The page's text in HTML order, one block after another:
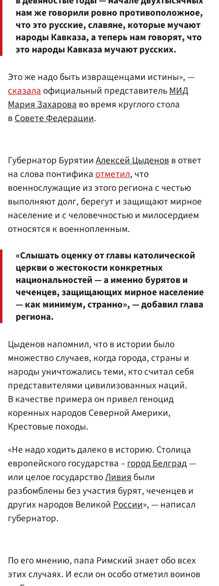
нам же говорили ровно противоположное,
что это русские, славяне, которые мучают
народы Кавказа, а теперь нам говорят, что
это народы Кавказа мучают русских.
Это же надо быть извращенцами истины», —
сказалаофициальный представительМИД
Мария Захароваво время круглого стола
вСовете Федерации.
Губернатор БурятииАлексей Цыденов в ответ
на слова понтифика отметил, что
военнослужащие из этого региона с честью
выполняют долг, берегут и защищают мирное
население и с человечностью и милосердием
относятся к военнопленным.
«Слышать оценку от главы католической
церкви о жестокости конкретных
национальностей — а именно бурятов и
чеченцев, защищающих мирное население
— как минимум, странно», — добавил глава
региона.
Цыденов напомнил, что в истории было
множество случаев, когда города, страны и
народы уничтожались теми, кто считал себя
представителями цивилизованных наций.
В качестве примера он привел геноцид
коренных народов Северной Америки,
Крестовые походы.
«Не надо ходить далеко в историю. Столица
европейского государства –город Белград—
или целое государствоЛивиябыли
разбомблены без участия бурят, чеченцев и
других народов ВеликойРоссии», — написал
губернатор.
По его мнению, папа Римский знает обо всех
этих случаях. И если он особо отметил воинов